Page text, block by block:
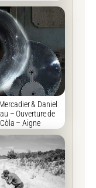
& Daniel
– Ouverture de
– Aigne